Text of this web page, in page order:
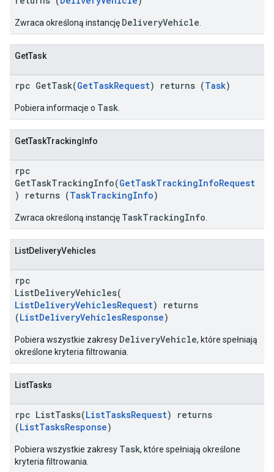
Zwraca określoną instancję DeliveryVehicle
GetTask
rpc GetTask(GetTaskRequest) returns (Task)
Pobiera informacje o Task
GetTaskTrackingInfo
rpc
GetTaskTrackingInfo(GetTaskTrackingInfoRequest
) returns (TaskTrackingInfo)
Zwraca określoną instancję TaskTrackingInfo
ListDeliveryVehicles
rpc
ListDeliveryVehicles(
ListDeliveryVehiclesRequest) returns
(ListDeliveryVehiclesResponse)
Pobiera wszystkie zakresy DeliveryVehicle, które spełniają
określone kryteria filtrowania.
ListTasks
rpc ListTasks(ListTasksRequest) returns
(ListTasksResponse)
Pobiera wszystkie zakresy Task, które spełniają określone
kryteria filtrowania.